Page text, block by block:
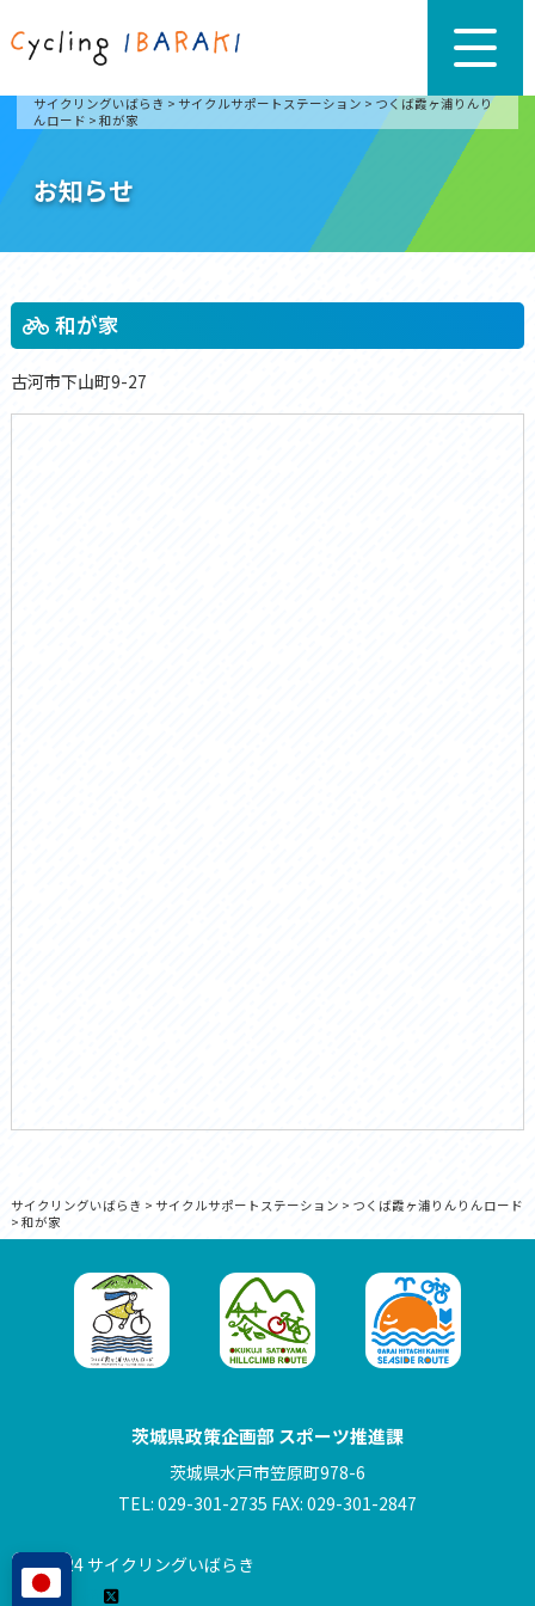
サイクリングいばらき > サイクルサポートステーション > つくば霞ヶ浦りんり
んロード > 和が家
お知らせ
和が家
古河市下山町9-27
サイクリングいばらき > サイクルサポートステーション > つくば霞ヶ浦りんりんロード
> 和が家
茨城県政策企画部 スポーツ推進課
茨城県水戸市笠原町978-6
TEL: 029-301-2735 FAX: 029-301-2847
© 2024 サイクリングいばらき